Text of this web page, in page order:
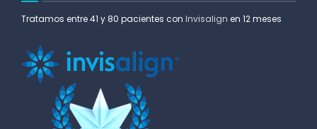
Tratamos entre 41 y 80 pacientes con Invisalign en 12 meses